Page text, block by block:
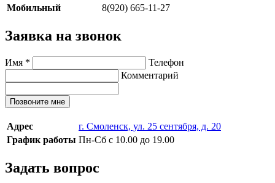
Мобильный
8(920) 665-11-27
Заявка на звонок
Имя *
Телефон
Комментарий
Позвоните мне
Адрес
г. Смоленск, ул. 25 сентября, д. 20
График работы Пн-Сб с 10.00 до 19.00
Задать вопрос